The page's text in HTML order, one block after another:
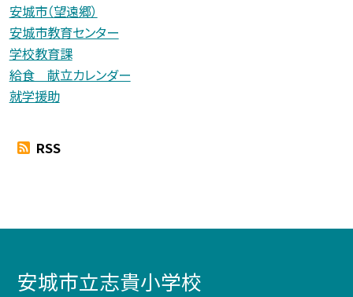
安城市（望遠郷）
安城市教育センター
学校教育課
給食 献立カレンダー
就学援助
RSS
安城市立志貴小学校